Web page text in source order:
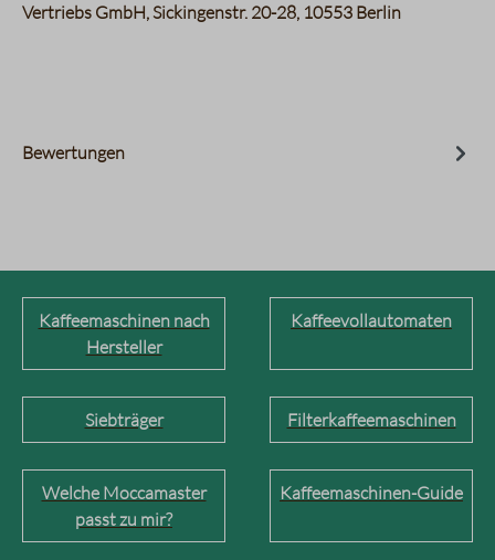
Vertriebs GmbH, Sickingenstr. 20-28, 10553 Berlin
Bewertungen
Kaffeemaschinen nach
Hersteller
Kaffeevollautomaten
Siebträger Filterkaffeemaschinen
Welche Moccamaster
passt zu mir?
Kaffeemaschinen-Guide